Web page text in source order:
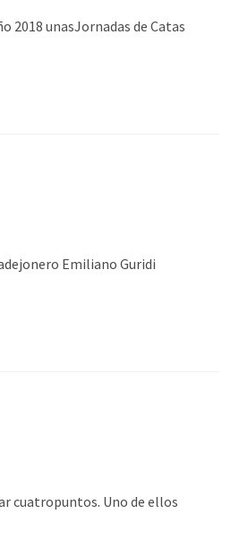
2018 unasJornadas de Catas
Emiliano Guridi
cuatropuntos. Uno de ellos